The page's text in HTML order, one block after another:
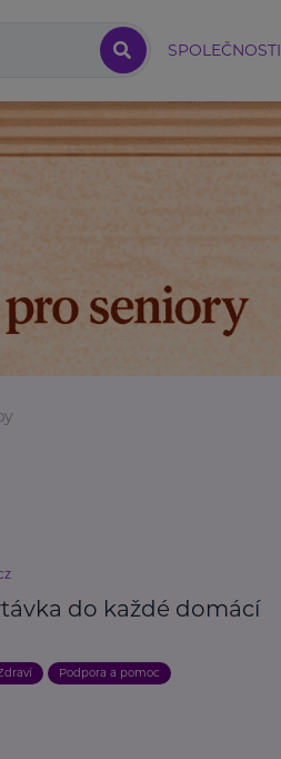
SPOLEČNOSTI
do každé domácí
Podpora a pomoc